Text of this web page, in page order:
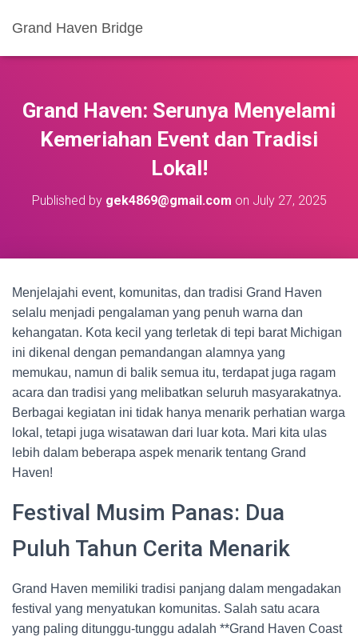
Grand Haven Bridge
Grand Haven: Serunya Menyelami
Kemeriahan Event dan Tradisi
Lokal!
Published by gek4869@gmail.com on July 27, 2025
Menjelajahi event, komunitas, dan tradisi Grand Haven
selalu menjadi pengalaman yang penuh warna dan
kehangatan. Kota kecil yang terletak di tepi barat Michigan
ini dikenal dengan pemandangan alamnya yang
memukau, namun di balik semua itu, terdapat juga ragam
acara dan tradisi yang melibatkan seluruh masyarakatnya.
Berbagai kegiatan ini tidak hanya menarik perhatian warga
lokal, tetapi juga wisatawan dari luar kota. Mari kita ulas
lebih dalam beberapa aspek menarik tentang Grand
Haven!
Festival Musim Panas: Dua
Puluh Tahun Cerita Menarik
Grand Haven memiliki tradisi panjang dalam mengadakan
festival yang menyatukan komunitas. Salah satu acara
yang paling ditunggu-tunggu adalah **Grand Haven Coast